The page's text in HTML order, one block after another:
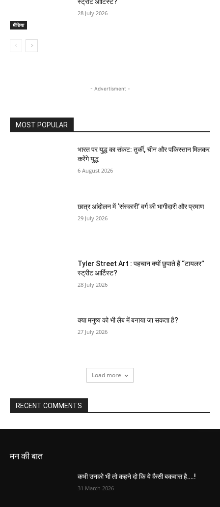
मीडिया
28 July 2026
- Advertisment -
MOST POPULAR
भारत पर युद्ध का संकट: तुर्की, चीन और पकिस्तान मिलकर
करेंगे युद्ध
6 August 2026
छात्र आंदोलन में ‘संस्कारी’ वर्ग की भागीदारी और प्रमाण
29 July 2026
Tyler Street Art : पहचान क्यों छुपाते हैं “टायलर”
स्ट्रीट आर्टिस्ट?
28 July 2026
क्या मनुष्य को भी लैब में बनाया जा सकता है?
27 July 2026
Load more
RECENT COMMENTS
मन की बात
कभी उनको भी तो कहने दो कि ये कैसी बकवास है….!
31 March 2026